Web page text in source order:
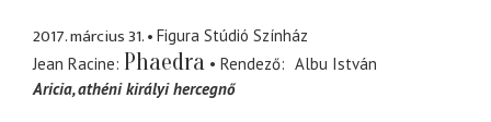
2017. március 31.
Figura Stúdió Színház
Jean Racine Phaedra Rendező
Albu István
Aricia athéni királyi hercegnő